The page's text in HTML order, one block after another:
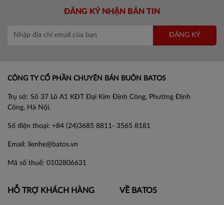
ĐĂNG KÝ NHẬN BẢN TIN
ĐĂNG KÝ
CÔNG TY CỔ PHẦN CHUYÊN BÁN BUÔN BATOS
Trụ sở: Số 37 Lô A1 KĐT Đại Kim Định Công, Phường Định
Công, Hà Nội.
Số điện thoại: +84 (24)3685 8811- 3565 8181
Email: lienhe@batos.vn
Mã số thuế: 0102806631
HỖ TRỢ KHÁCH HÀNG VỀ BATOS